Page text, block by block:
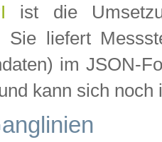
ist die
Sie liefert
im JSON-
kann sich noch